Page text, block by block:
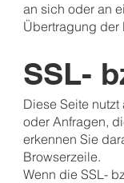
an sich oder an
Übertragung der
SSL-
Diese Seite
oder Anfragen,
erkennen Sie
Browserzeile.
Wenn die SSL-